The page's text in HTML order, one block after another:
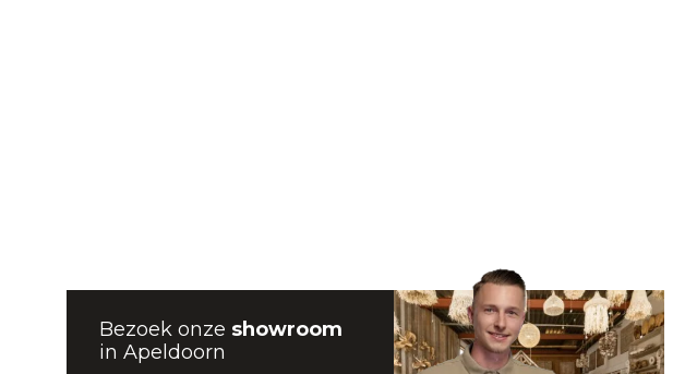
Bezoek onze showroom
in Apeldoorn